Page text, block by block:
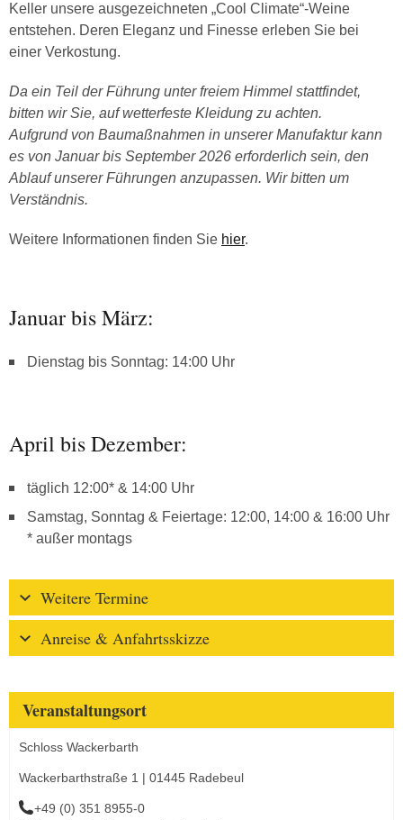
Keller unsere ausgezeichneten „Cool Climate“-Weine
entstehen. Deren Eleganz und Finesse erleben Sie bei
einer Verkostung.
Da ein Teil der Führung unter freiem Himmel stattfindet,
bitten wir Sie, auf wetterfeste Kleidung zu achten.
Aufgrund von Baumaßnahmen in unserer Manufaktur kann
es von Januar bis September 2026 erforderlich sein, den
Ablauf unserer Führungen anzupassen. Wir bitten um
Verständnis.
Weitere Informationen finden Sie hier.
Januar bis März:
Dienstag bis Sonntag: 14:00 Uhr
April bis Dezember:
täglich 12:00* & 14:00 Uhr
Samstag, Sonntag & Feiertage: 12:00, 14:00 & 16:00 Uhr
* außer montags
Weitere Termine
Anreise & Anfahrtsskizze
Veranstaltungsort
Schloss Wackerbarth
Wackerbarthstraße 1 | 01445 Radebeul
+49 (0) 351 8955-0